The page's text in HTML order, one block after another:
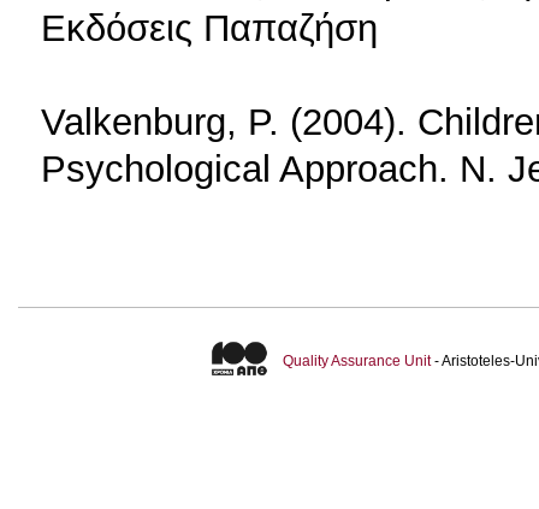
Εκδόσεις Παπαζήση
Valkenburg, P. (2004).
Psychological Approach. N.
Quality Assurance Unit- Aristoteles-